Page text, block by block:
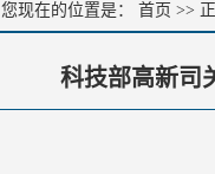
您现在的位置是： 首页 >>
科技部高新司